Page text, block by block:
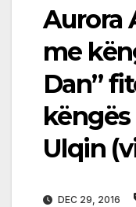
Aurora
me
Dan”
Ulqin
DEC 29, 2016